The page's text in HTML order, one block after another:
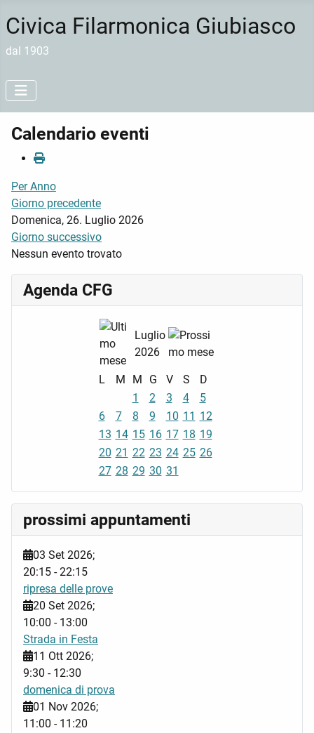
Civica Filarmonica Giubiasco
dal 1903
Calendario eventi
Per Anno
Giorno precedente
Domenica, 26. Luglio 2026
Giorno successivo
Nessun evento trovato
Agenda CFG
Luglio
2026
L M M G V S
D
1
2 3 4
5
6
7 8 9 10 11 12
13 14 15 16 17 18 19
20 21 22 23 24 25 26
27 28 29 30 31
prossimi appuntamenti
03 Set 2026;
20:15 -22:15
ripresa delle prove
20 Set 2026;
10:00 - 13:00
Strada in Festa
11 Ott 2026;
9:30 - 12:30
domenica di prova
01 Nov 2026;
11:00 - 11:20